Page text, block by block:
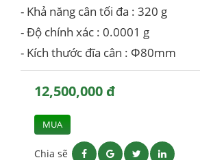
- Khả năng cân tối đa : 320 g
- Độ chính xác : 0.0001 g
- Kích thước đĩa cân : Φ80mm
12,500,000 đ
MUA
Chia sẽ